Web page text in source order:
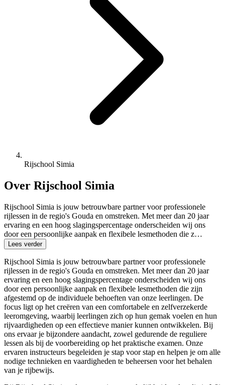
Rijschool Simia
Over Rijschool Simia
Rijschool Simia is jouw betrouwbare partner voor professionele
rijlessen in de regio's Gouda en omstreken. Met meer dan 20 jaar
ervaring en een hoog slagingspercentage onderscheiden wij ons
door een persoonlijke aanpak en flexibele lesmethoden die z…
Lees verder
Rijschool Simia is jouw betrouwbare partner voor professionele
rijlessen in de regio's Gouda en omstreken. Met meer dan 20 jaar
ervaring en een hoog slagingspercentage onderscheiden wij ons
door een persoonlijke aanpak en flexibele lesmethoden die zijn
afgestemd op de individuele behoeften van onze leerlingen. De
focus ligt op het creëren van een comfortabele en zelfverzekerde
leeromgeving, waarbij leerlingen zich op hun gemak voelen en hun
rijvaardigheden op een effectieve manier kunnen ontwikkelen. Bij
ons ervaar je bijzondere aandacht, zowel gedurende de reguliere
lessen als bij de voorbereiding op het praktische examen. Onze
ervaren instructeurs begeleiden je stap voor stap en helpen je om alle
nodige technieken en vaardigheden te beheersen voor het behalen
van je rijbewijs.